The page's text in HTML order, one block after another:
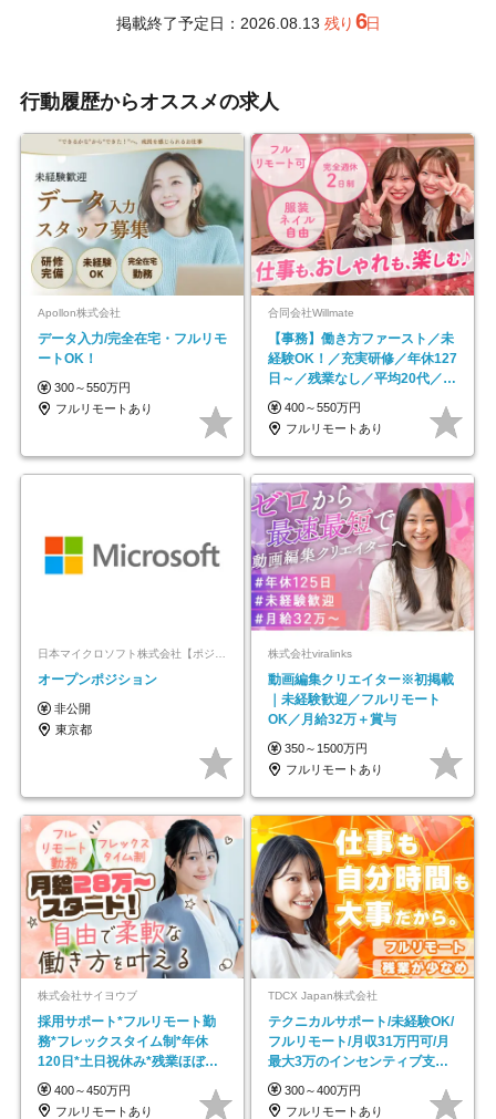
掲載終了予定日：2026.08.13残り 6日
行動履歴からオススメの求人
Apollon株式会社
データ入力/完全在宅・フルリモ
ートOK！
300～550万円
フルリモートあり
合同会社Willmate
【事務】働き方ファースト／未
経験OK！／充実研修／年休127
日～／残業なし／平均20代／リ
モートOK
400～550万円
フルリモートあり
日本マイクロソフト株式会社【ポジションマッチ登録】
オープンポジション
非公開
東京都
株式会社viralinks
動画編集クリエイター※初掲載
｜未経験歓迎／フルリモート
OK／月給32万＋賞与
350～1500万円
フルリモートあり
株式会社サイヨウブ
採用サポート*フルリモート勤
務*フレックスタイム制*年休
120日*土日祝休み*残業ほぼな
し*育児中社員8割以上
400～450万円
フルリモートあり
TDCX Japan株式会社
テクニカルサポート/未経験OK/
フルリモート/月収31万円可/月
最大3万のインセンティブ支給/
平均年齢33歳
300～400万円
フルリモートあり